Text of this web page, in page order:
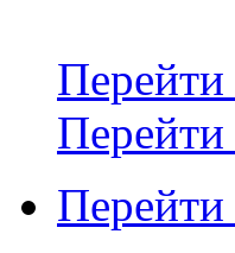
Перейти